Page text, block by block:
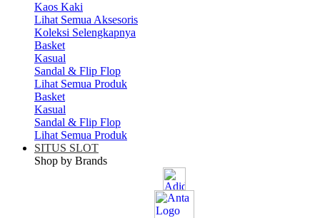
Kaos Kaki
Lihat Semua Aksesoris
Koleksi Selengkapnya
Basket
Kasual
Sandal & Flip Flop
Lihat Semua Produk
Basket
Kasual
Sandal & Flip Flop
Lihat Semua Produk
SITUS SLOT
Shop by Brands